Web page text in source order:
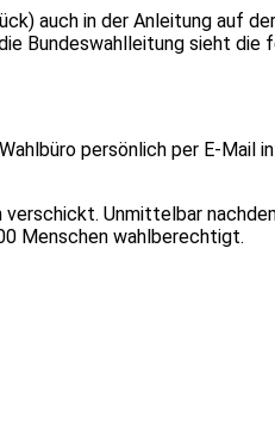
auch in der Anleitung auf
Bundeswahlleitung sieht die
persönlich per E-Mail
Unmittelbar
Menschen wahlberechtigt.